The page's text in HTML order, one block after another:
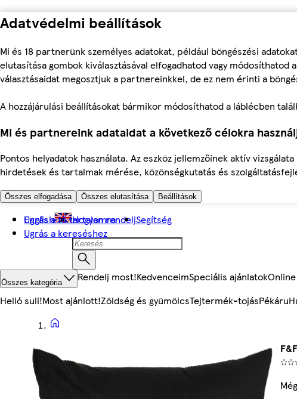
Adatvédelmi beállítások
Mi és 18 partnerünk személyes adatokat, például böngészési
elutasítása gombok kiválasztásával elfogadhatod vagy
választásaidat megosztjuk a partnereinkkel, de ez nem érinti a
A hozzájárulási beállításokat bármikor módosíthatod a láblécben
Mi és partnereink adataidat a következő célokra
Pontos helyadatok használata. Az eszköz jellemzőinek aktív
hirdetések és tartalmak mérése, közönségkutatás és
Összes elfogadása Összes elutasítása Beállítások
Ugrás a fő tartalomra
Ugrás a kereséshez
English Hogyan rendeljSegítség
Összes kategória Rendelj most!KedvenceimSpeciális ajánlatok
Helló suli!Most ajánlott!Zöldség és gyümölcsTejtermék-tojásPékáru